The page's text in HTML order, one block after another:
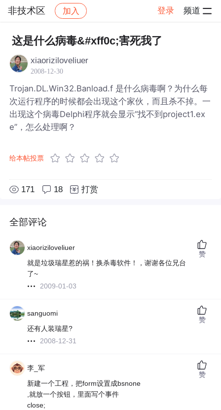
非技术区 加入 登录 频道
社区 非技术区 帖子详情
这是什么病毒&#xff0c;害死我了
xiaoriziloveliuer
2008-12-30
Trojan.DL.Win32.Banload.f 是什么病毒啊？为什么每
次运行程序的时候都会出现这个家伙，而且杀不掉。一
出现这个病毒Delphi程序就会显示“找不到project1.ex
e”，怎么处理啊？
给本帖投票
171 18 打赏
全部评论
xiaoriziloveliuer
就是垃圾瑞星惹的祸！换杀毒软件！，谢谢各位兄台
了~
2009-01-03
赞
sanguomi
还有人装瑞星?
2008-12-31
赞
李_军
新建一个工程，把form设置成bsnone
,就放一个按钮，里面写个事件
close;
赞